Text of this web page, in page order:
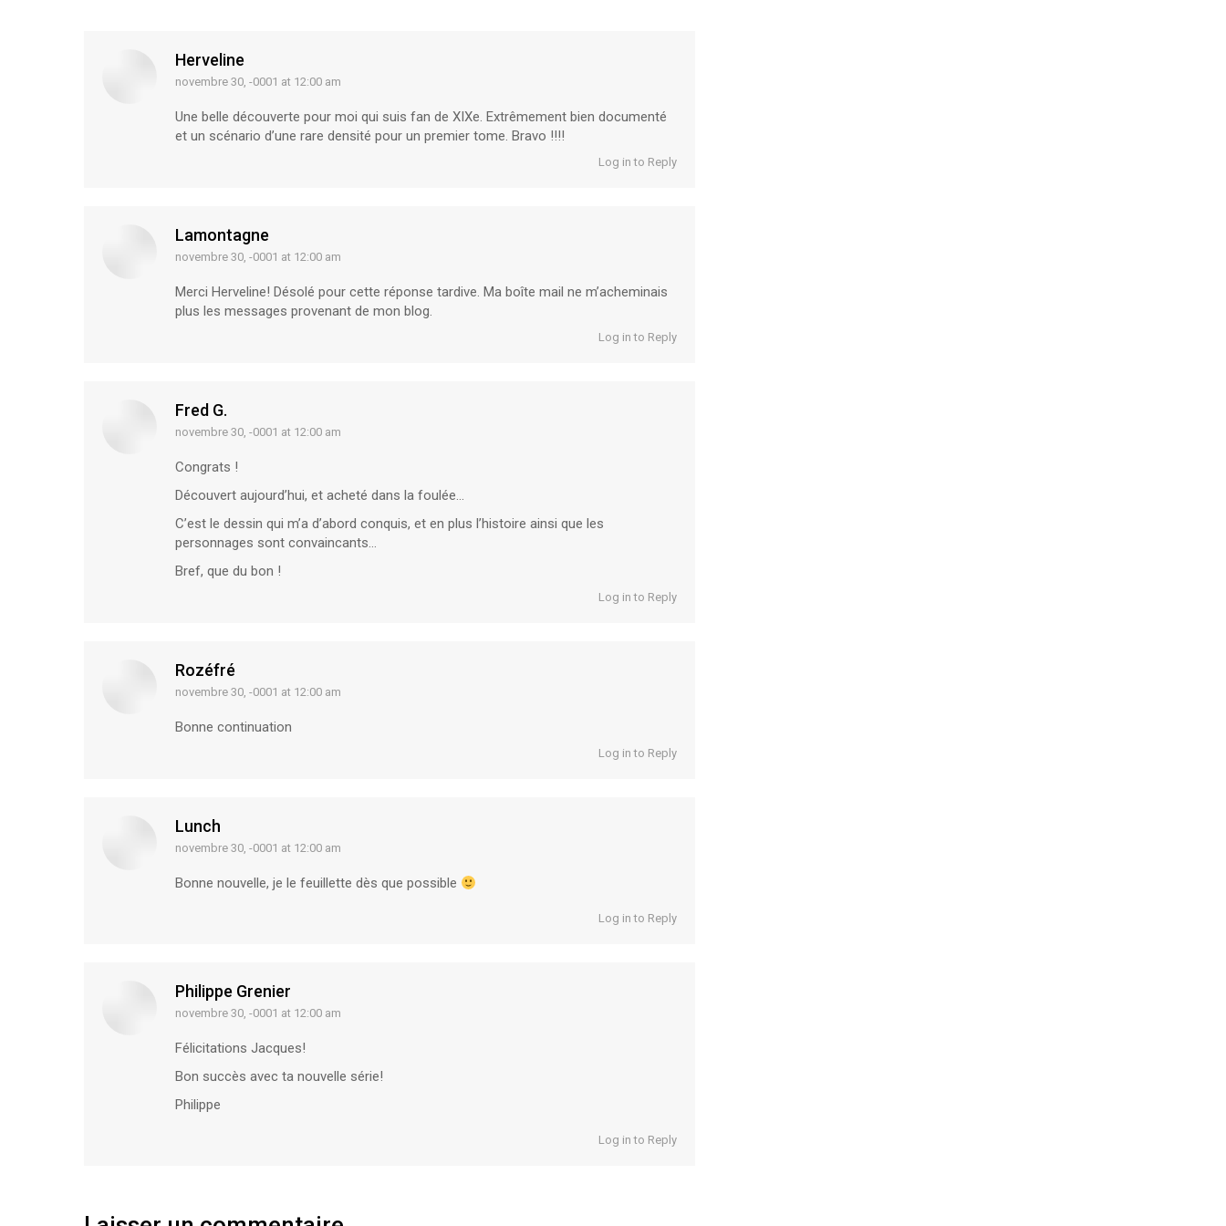
Herveline
says:
novembre 30, -0001 at 12:00 am
Une belle découverte pour moi qui suis fan de XIXe. Extrêmement bien documenté
et un scénario d’une rare densité pour un premier tome. Bravo !!!!
Log in to Reply
Lamontagne
says:
novembre 30, -0001 at 12:00 am
Merci Herveline! Désolé pour cette réponse tardive. Ma boîte mail ne m’acheminais
plus les messages provenant de mon blog.
Log in to Reply
Fred G.
says:
novembre 30, -0001 at 12:00 am
Congrats !
Découvert aujourd’hui, et acheté dans la foulée…
C’est le dessin qui m’a d’abord conquis, et en plus l’histoire ainsi que les
personnages sont convaincants…
Bref, que du bon !
Log in to Reply
Rozéfré
says:
novembre 30, -0001 at 12:00 am
Bonne continuation
Log in to Reply
Lunch
says:
novembre 30, -0001 at 12:00 am
Bonne nouvelle, je le feuillette dès que possible
Log in to Reply
Philippe Grenier
says:
novembre 30, -0001 at 12:00 am
Félicitations Jacques!
Bon succès avec ta nouvelle série!
Philippe
Log in to Reply